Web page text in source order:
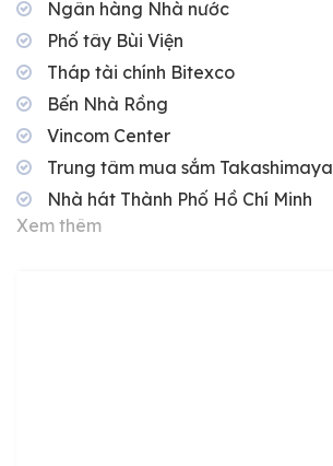
Ngân hàng Nhà nước
Phố tây Bùi Viện
Tháp tài chính Bitexco
Bến Nhà Rồng
Vincom Center
Trung tâm mua sắm Takashimaya
Nhà hát Thành Phố Hồ Chí Minh
Xem thêm